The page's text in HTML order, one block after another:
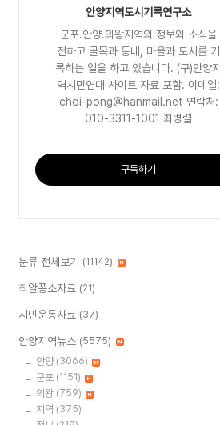
안양지역도시기록연구소
군포.안양.의왕지역의 정보와 소식을
전하고 골목과 동네, 마을과 도시를 기
록하는 일을 하고 있습니다. (구)안양지
역시민연대 사이트 자료 포함. 이메일:
choi-pong@hanmail.net 연락처:
010-3311-1001 최병렬
구독하기
분류 전체보기 (11142)
최알퐁소자료 (21)
시민운동자료 (37)
안양지역뉴스 (5575)
안양 (3066)
군포 (1151)
의왕 (759)
지역 (375)